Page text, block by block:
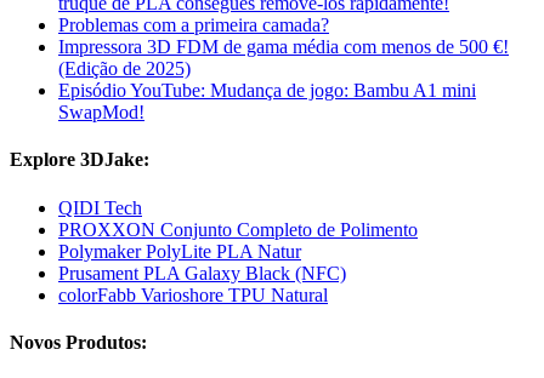
Problemas com a primeira camada?
Impressora 3D FDM de gama média com menos de 500 €!
(Edição de 2025)
Episódio YouTube: Mudança de jogo: Bambu A1 mini
SwapMod!
Explore 3DJake:
QIDI Tech
PROXXON Conjunto Completo de Polimento
Polymaker PolyLite PLA Natur
Prusament PLA Galaxy Black (NFC)
colorFabb Varioshore TPU Natural
Novos Produtos: